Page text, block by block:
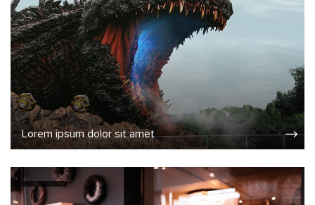
Lorem ipsum dolor sit amet